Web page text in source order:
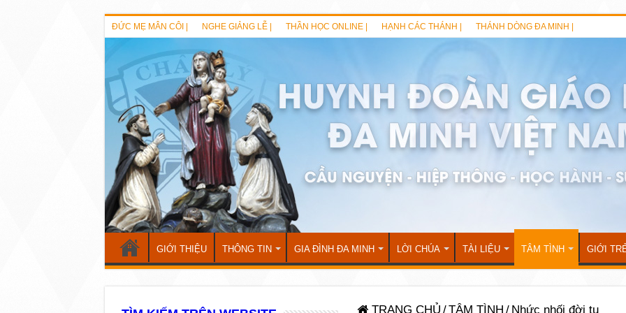
ĐỨC MẸ MÂN CÔI | NGHE GIẢNG LỄ | THẦN HỌC ONLINE | HẠNH CÁC THÁNH | THÁNH DÒNG ĐA MINH |
GIỚI THIỆU THÔNG TIN GIA ĐÌNH ĐA MINH LỜI CHÚA TÀI LIỆU TÂM TÌNH GIỚI
TRANG CHỦ /TÂM TÌNH / Nhức nhối đời tu